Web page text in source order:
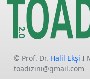
© Prof. Dr. Halil Ekşi I
toadizini@gmail.com